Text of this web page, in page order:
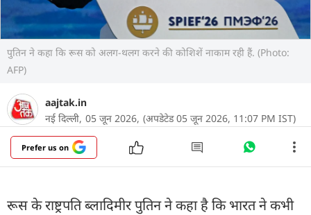
पुतिन ने कहा कि रूस को अलग-थलग करने की कोशिशें नाकाम रही हैं. (Photo:
AFP)
aajtak.in
नई दिल्ली, 05 जून 2026, (अपडेटेड 05 जून 2026, 11:07 PM IST)
Prefer us on
रूस के राष्ट्रपति ब्लादिमीर पुतिन ने कहा है कि भारत ने कभी